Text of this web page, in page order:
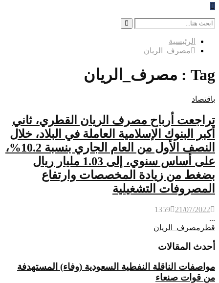
Search
for:
Search
الرئيسية
مصرف_الريان
Tag : مصرف_الريان
باقتصاد
تراجعت أرباح مصرف الريان القطري، ثاني
أكبر البنوك الإسلامية العاملة في البلاد، خلال
النصف الأول من العام الجاري بنسبة 10.2%،
على أساس سنوي، إلى 1.03 مليار ريال
بضغط من زيادة المخصصات وارتفاع
المصروفات التشغيلية
21/07/2022
1359
...
قطر مصرف_الريان
أحدث المقالات
مواصفات الناقلة النفطية السعودية (وفاء) المستهدفة
من قوات صنعاء